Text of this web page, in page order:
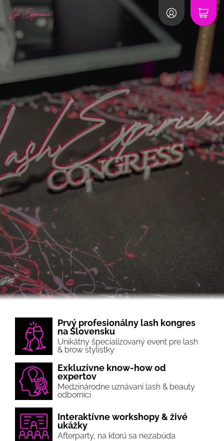
Prvý profesionálny lash kongres
na Slovensku
Unikátny špecializovaný event pre lash
& brow stylistky
Exkluzívne know-how od
expertov
Medzinárodne uznávaní lash & beauty
odborníci
Interaktívne workshopy & živé
ukážky
Afterparty, na ktorú sa nezabúda